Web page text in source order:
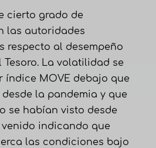
cierto grado de
las autoridades
respecto al desempeño
Tesoro. La volatilidad se
índice MOVE debajo que
la pandemia y que
se habían visto desde
venido indicando que
las condiciones bajo